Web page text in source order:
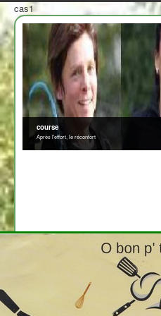
cas1
course
Après l'effort, le réconfort
2708310